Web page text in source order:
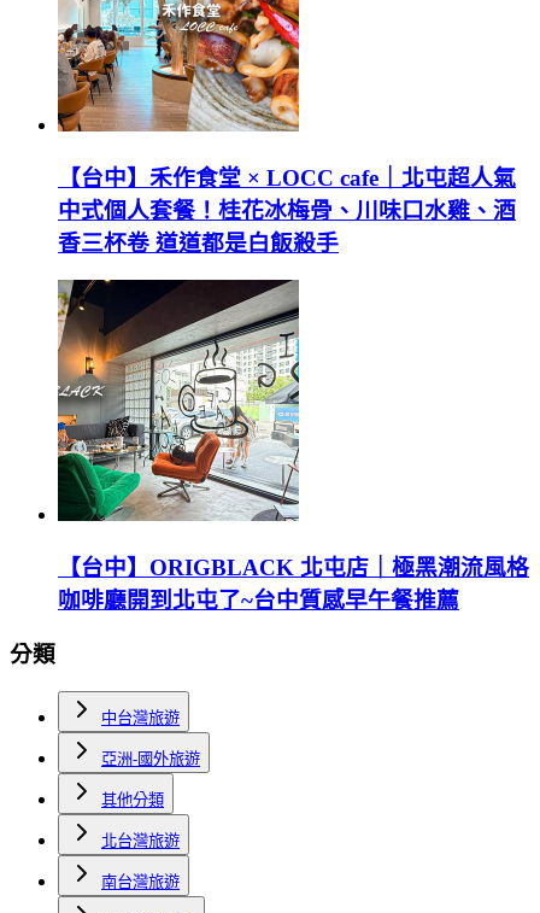
【台中】禾作食堂 × LOCC cafe｜北屯超人氣
中式個人套餐！桂花冰梅骨、川味口水雞、酒
香三杯卷 道道都是白飯殺手
【台中】ORIGBLACK 北屯店｜極黑潮流風格
咖啡廳開到北屯了~台中質感早午餐推薦
分類
中台灣旅遊
亞洲-國外旅遊
其他分類
北台灣旅遊
南台灣旅遊